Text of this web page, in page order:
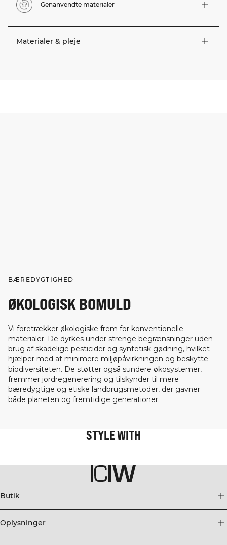
Genanvendte materialer
Materialer & pleje
BÆREDYGTIGHED
ØKOLOGISK BOMULD
Vi foretrækker økologiske frem for konventionelle
materialer. De dyrkes under strenge begrænsninger uden
brug af skadelige pesticider og syntetisk gødning, hvilket
hjælper med at minimere miljøpåvirkningen og beskytte
biodiversiteten. De støtter også sundere økosystemer,
fremmer jordregenerering og tilskynder til mere
bæredygtige og etiske landbrugsmetoder, der gavner
både planeten og fremtidige generationer.
STYLE WITH
Butik
Oplysninger